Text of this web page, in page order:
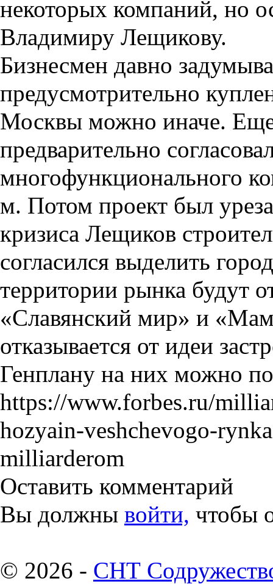
некоторых компаний, но
Владимиру Лещикову.
Бизнесмен давно
предусмотрительно
Москвы можно иначе. Еще
предварительно
многофункционального
м. Потом проект был
кризиса Лещиков
согласился выделить
территории рынка будут
«Славянский мир» и
отказывается от идеи
Генплану на них можно
https://www.forbes.ru/
hozyain-veshchevogo-
milliarderom
Оставить комментарий
Вы должны войти, чтобы
© 2026 - СНТ